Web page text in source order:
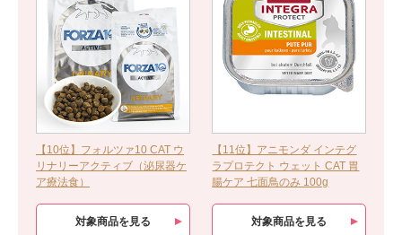
【10位】フォルツァ10 CAT ウ
リナリーアクティブ（泌尿器ケ
ア療法食）
対象商品を見る
【11位】アニモンダ インテグ
ラプロテクト ウェット CAT 胃
腸ケア 七面鳥のみ 100g
対象商品を見る